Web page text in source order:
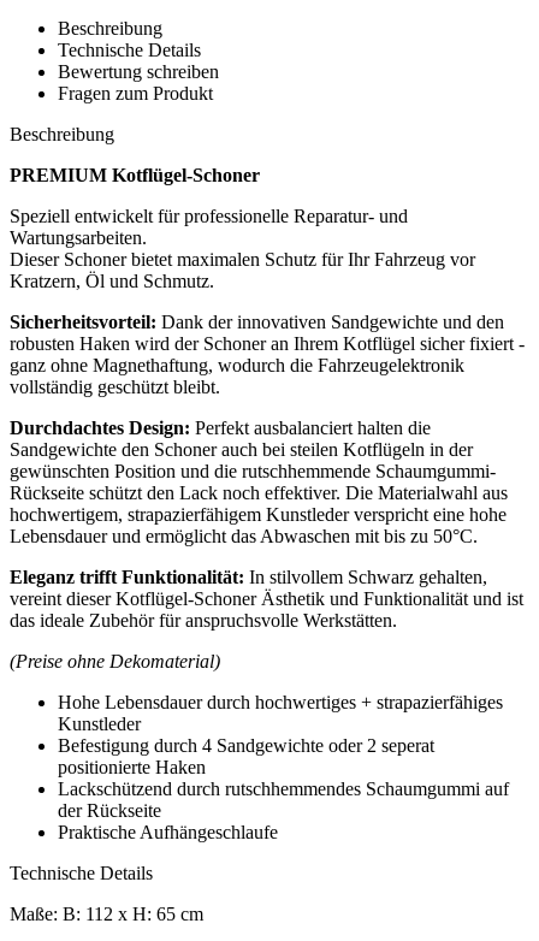
Beschreibung
Technische Details
Bewertung schreiben
Fragen zum Produkt
Beschreibung
PREMIUM Kotflügel-Schoner
Speziell entwickelt für professionelle Reparatur- und
Wartungsarbeiten.
Dieser Schoner bietet maximalen Schutz für Ihr Fahrzeug vor
Kratzern, Öl und Schmutz.
Sicherheitsvorteil: Dank der innovativen Sandgewichte und den
robusten Haken wird der Schoner an Ihrem Kotflügel sicher fixiert -
ganz ohne Magnethaftung, wodurch die Fahrzeugelektronik
vollständig geschützt bleibt.
Durchdachtes Design: Perfekt ausbalanciert halten die
Sandgewichte den Schoner auch bei steilen Kotflügeln in der
gewünschten Position und die rutschhemmende Schaumgummi-
Rückseite schützt den Lack noch effektiver. Die Materialwahl aus
hochwertigem, strapazierfähigem Kunstleder verspricht eine hohe
Lebensdauer und ermöglicht das Abwaschen mit bis zu 50°C.
Eleganz trifft Funktionalität: In stilvollem Schwarz gehalten,
vereint dieser Kotflügel-Schoner Ästhetik und Funktionalität und ist
das ideale Zubehör für anspruchsvolle Werkstätten.
(Preise ohne Dekomaterial)
Hohe Lebensdauer durch hochwertiges + strapazierfähiges
Kunstleder
Befestigung durch 4 Sandgewichte oder 2 seperat
positionierte Haken
Lackschützend durch rutschhemmendes Schaumgummi auf
der Rückseite
Praktische Aufhängeschlaufe
Technische Details
Maße: B: 112 x H: 65 cm